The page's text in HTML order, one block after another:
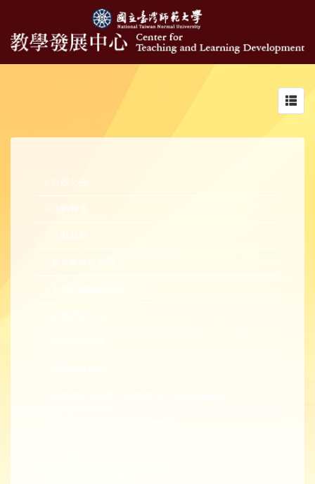
行政公告
活動報名
活動花絮
新進教師研習營